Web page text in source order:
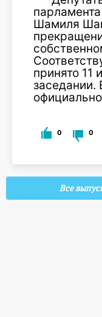
Шамиля
принято 11
заседании.
0 0
Все